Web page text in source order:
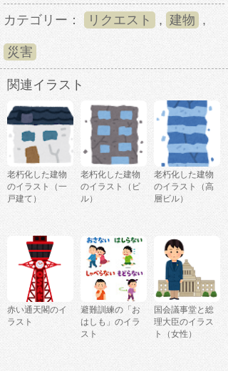
カテゴリー： リクエスト , 建物 ,
災害
関連イラスト
老朽化した建物
のイラスト（一
戸建て）
老朽化した建物
のイラスト（ビ
ル）
老朽化した建物
のイラスト（高
層ビル）
赤い通天閣のイ
ラスト
避難訓練の「お
はしも」のイラ
スト
国会議事堂と総
理大臣のイラス
ト（女性）